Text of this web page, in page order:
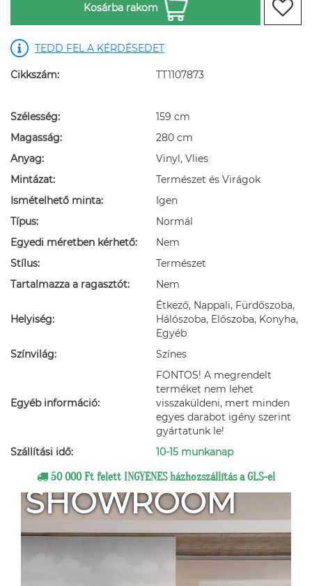
Kosárba rakom
TEDD FEL A KÉRDÉSEDET
Cikkszám: TT1107873
Szélesség:
159 cm
Magasság:
280 cm
Anyag:
Vinyl, Vlies
Mintázat:
Természet és Virágok
Ismételhető minta:
Igen
Típus:
Normál
Egyedi méretben kérhető:
Nem
Stílus:
Természet
Tartalmazza a ragasztót:
Nem
Helyiség:
Étkező, Nappali, Fürdőszoba,
Hálószoba, Előszoba, Konyha,
Egyéb
Színvilág:
Színes
Egyéb információ:
FONTOS! A megrendelt
terméket nem lehet
visszaküldeni, mert minden
egyes darabot igény szerint
gyártatunk le!
Szállítási idő:
10-15 munkanap
50 000 Ft felett INGYENES házhozszállítás a GLS-el
SHOWROOM